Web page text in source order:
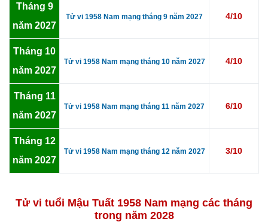
Tháng 9
năm 2027
Tử vi 1958 Nam mạng tháng 9 năm 2027 4/10
Tháng 10
năm 2027
Tử vi 1958 Nam mạng tháng 10 năm 2027 4/10
Tháng 11
năm 2027
Tử vi 1958 Nam mạng tháng 11 năm 2027 6/10
Tháng 12
năm 2027
Tử vi 1958 Nam mạng tháng 12 năm 2027 3/10
Tử vi tuổi Mậu Tuất 1958 Nam mạng các tháng
trong năm 2028